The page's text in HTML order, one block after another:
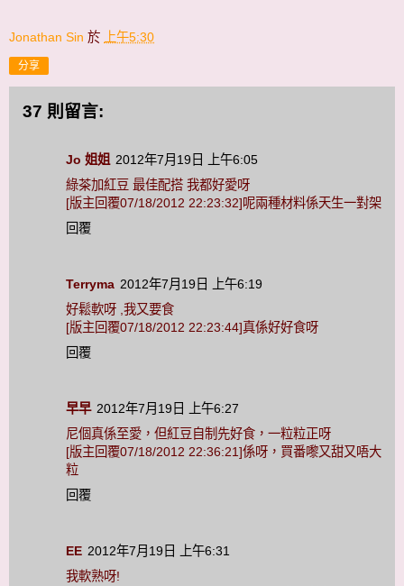
Jonathan Sin 於 上午5:30
分享
37 則留言:
Jo 姐姐 2012年7月19日 上午6:05
綠茶加紅豆 最佳配搭 我都好愛呀
[版主回覆07/18/2012 22:23:32]呢兩種材料係天生一對架
回覆
Terryma 2012年7月19日 上午6:19
好鬆軟呀 ,我又要食
[版主回覆07/18/2012 22:23:44]真係好好食呀
回覆
早早 2012年7月19日 上午6:27
尼個真係至愛，但紅豆自制先好食，一粒粒正呀
[版主回覆07/18/2012 22:36:21]係呀，買番嚟又甜又唔大
粒
回覆
EE 2012年7月19日 上午6:31
我軟熟呀!